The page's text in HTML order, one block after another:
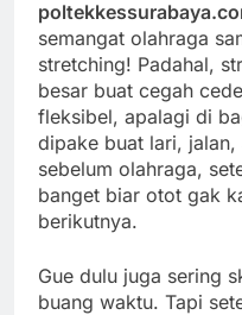
semangat olahraga
stretching! Padahal,
besar buat cegah
fleksibel, apalagi di
dipake buat lari, jalan,
sebelum olahraga,
banget biar otot gak
berikutnya.
Gue dulu juga sering
buang waktu. Tapi